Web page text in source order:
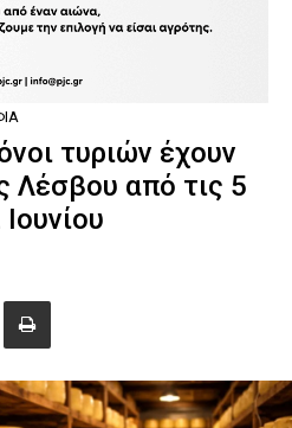
τυριών έχουν
Λέσβου από τις 5